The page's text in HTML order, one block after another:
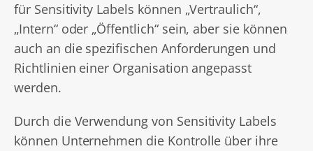
für Sensitivity Labels können „Vertraulich“,
„Intern“ oder „Öffentlich“ sein, aber sie können
auch an die spezifischen Anforderungen und
Richtlinien einer Organisation angepasst
werden.
Durch die Verwendung von Sensitivity Labels
können Unternehmen die Kontrolle über ihre